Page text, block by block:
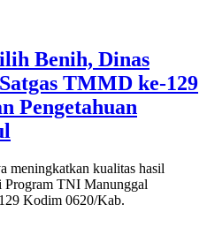
Benih, Dinas
TMMD ke-129
Pengetahuan
meningkatkan kualitas hasil
Program TNI Manunggal
Kodim 0620/Kab.